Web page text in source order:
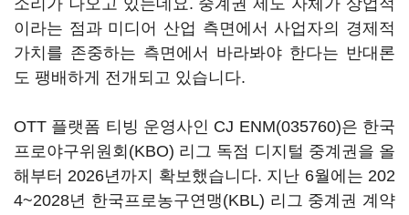
소리가 나오고 있는데요. 중계권 제도 자체가 상업적
이라는 점과 미디어 산업 측면에서 사업자의 경제적
가치를 존중하는 측면에서 바라봐야 한다는 반대론
도 팽배하게 전개되고 있습니다.
OTT 플랫폼 티빙 운영사인 CJ ENM(035760)은 한국
프로야구위원회(KBO) 리그 독점 디지털 중계권을 올
해부터 2026년까지 확보했습니다. 지난 6월에는 202
4~2028년 한국프로농구연맹(KBL) 리그 중계권 계약